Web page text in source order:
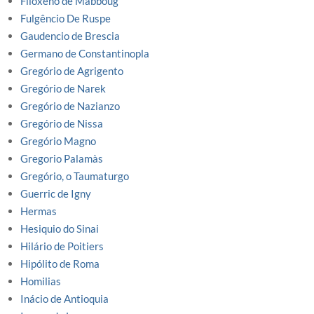
Fulgêncio De Ruspe
Gaudencio de Brescia
Germano de Constantinopla
Gregório de Agrigento
Gregório de Narek
Gregório de Nazianzo
Gregório de Nissa
Gregório Magno
Gregorio Palamàs
Gregório, o Taumaturgo
Guerric de Igny
Hermas
Hesiquio do Sinai
Hilário de Poitiers
Hipólito de Roma
Homilias
Inácio de Antioquia